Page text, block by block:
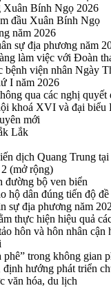
Xuân Bính Ngọ 2026
đầu Xuân Bính Ngọ
năm 2026
sự địa phương năm
làm việc với Đoàn
viện nhân Ngày
I năm 2026
qua các nghị quyết
khoá XVI và đại
mới
Lắk
dịch Quang Trung
(mở rộng)
đường bộ ven biển
hộ dân đúng tiến độ đề
sự địa phương năm
thực hiện hiệu quả
hôn và hôn nhân cận
trong không gian
hướng phát triển
văn hóa, du lịch